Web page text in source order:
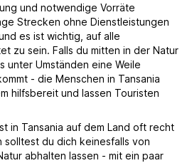
und notwendige Vorräte
Strecken ohne Dienstleistungen
es ist wichtig, auf alle
zu sein. Falls du mitten in der Natur
unter Umständen eine Weile
- die Menschen in Tansania
hilfsbereit und lassen Touristen
in Tansania auf dem Land oft recht
solltest du dich keinesfalls von
abhalten lassen - mit ein paar